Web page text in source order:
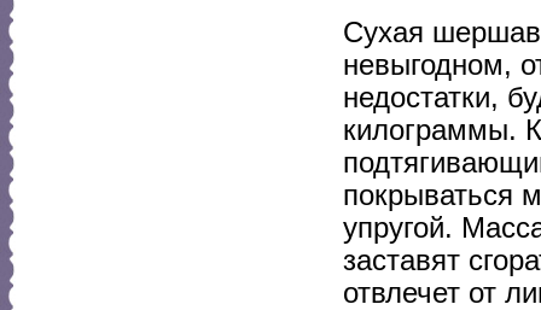
Сухая
невыгодном,
недостатки,
килограммы.
покрываться
упругой.
заставят
отвлечет от